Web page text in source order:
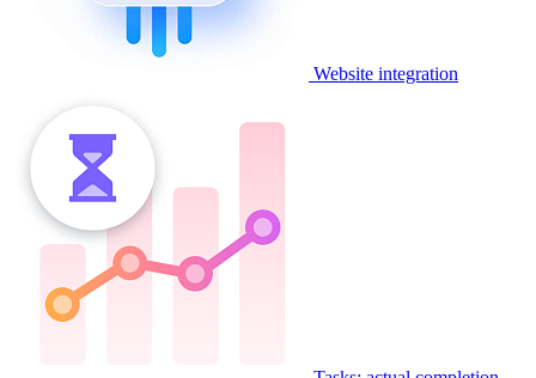
Website integration